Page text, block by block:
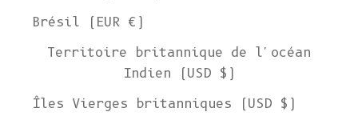
Brésil (EUR €)
Territoire britannique de l'océan
Indien (USD $)
Îles Vierges britanniques (USD $)